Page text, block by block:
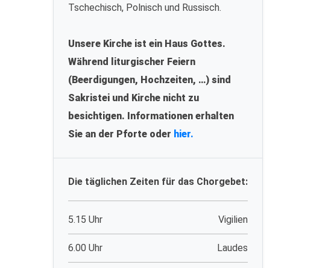
Tschechisch, Polnisch und Russisch.
Unsere Kirche ist ein Haus Gottes.
Während liturgischer Feiern
(Beerdigungen, Hochzeiten, …) sind
Sakristei und Kirche nicht zu
besichtigen. Informationen erhalten
Sie an der Pforte oder hier.
Die täglichen Zeiten für das Chorgebet:
5.15 Uhr Vigilien
6.00 Uhr Laudes